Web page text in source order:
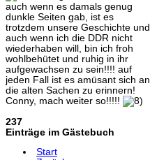
auch wenn es damals genug
dunkle Seiten gab, ist es
trotzdem unsere Geschichte und
auch wenn ich die DDR nicht
wiederhaben will, bin ich froh
wohlbehütet und ruhig in ihr
aufgewachsen zu sein!!!! auf
jeden Fall ist es amüsant sich an
die alten Sachen zu erinnern!
Conny, mach weiter so!!!!!
237
Einträge im Gästebuch
Start